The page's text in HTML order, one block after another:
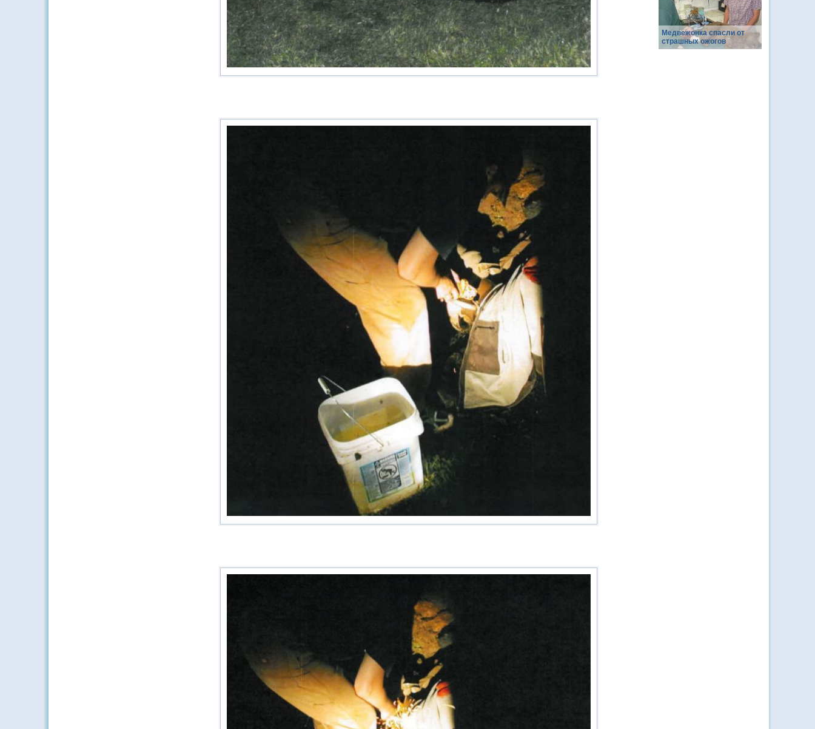
Медвежонка спасли от
страшных ожогов